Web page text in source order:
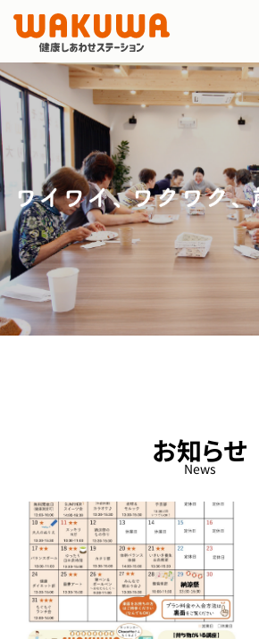
サービス
フロアガイド
お知らせ
企業案内
採用情報
お問い合わせ
0772-62-3038
お知らせ
News